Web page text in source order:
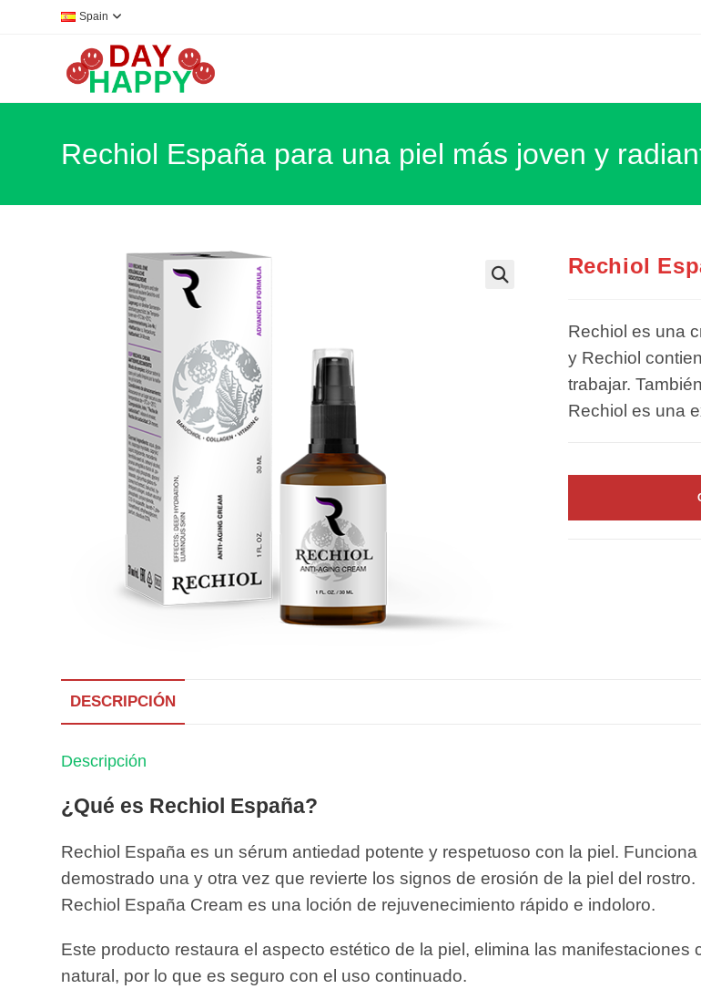
Spain
Rechiol España para una piel más joven y
Rechiol
Rechiol es una
y Rechiol
trabajar.
Rechiol es una
DESCRIPCIÓN
Descripción
¿Qué es Rechiol España?
Rechiol España es un sérum antiedad potente y respetuoso con la piel.
demostrado una y otra vez que revierte los signos de erosión de la piel del rostro.
Rechiol España Cream es una loción de rejuvenecimiento rápido e indoloro.
Este producto restaura el aspecto estético de la piel, elimina las
natural, por lo que es seguro con el uso continuado.